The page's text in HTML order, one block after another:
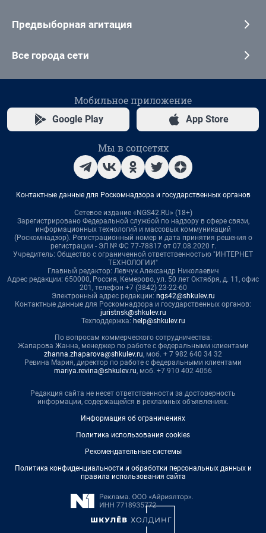
Предвыборная агитация
Все города сети
Мобильное приложение
Google Play App Store
Мы в соцсетях
Контактные данные для Роскомнадзора и государственных органов
Сетевое издание «NGS42.RU» (18+)
Зарегистрировано Федеральной службой по надзору в сфере связи,
информационных технологий и массовых коммуникаций
(Роскомнадзор). Регистрационный номер и дата принятия решения о
регистрации - ЭЛ № ФС 77-78817 от 07.08.2020 г.
Учредитель: Общество с ограниченной ответственностью "ИНТЕРНЕТ
ТЕХНОЛОГИИ"
Главный редактор: Левчук Александр Николаевич
Адрес редакции: 650000, Россия, Кемерово, ул. 50 лет Октября, д. 11, офис
201, телефон +7 (3842) 23-22-60
Электронный адрес редакции: ngs42@shkulev.ru
Контактные данные для Роскомнадзора и государственных органов:
juristnsk@shkulev.ru
Техподдержка: help@shkulev.ru
По вопросам коммерческого сотрудничества:
Жапарова Жанна, менеджер по работе с федеральными клиентами
zhanna.zhaparova@shkulev.ru, моб. + 7 982 640 34 32
Ревина Мария, директор по работе с федеральными клиентами
mariya.revina@shkulev.ru, моб. +7 910 402 4056
Редакция сайта не несет ответственности за достоверность
информации, содержащейся в рекламных объявлениях.
Информация об ограничениях
Политика использования cookies
Рекомендательные системы
Политика конфиденциальности и обработки персональных данных и
правила использования сайта